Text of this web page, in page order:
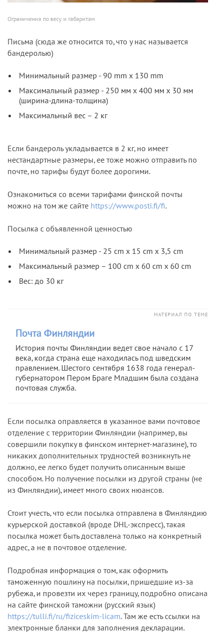
Ограничения по весу и габаритам
Письма (сюда же относится то, что у нас называется
бандеролью)
Минимальный размер - 90 mm x 130 mm
Максимальный размер - 250 мм х 400 мм х 30 мм
(ширина-длина-толщина)
Максимальный вес – 2 кг
Если бандероль укладывается в 2 кг, но имеет
нестандартные размеры, ее тоже можно отправить по
почте, но тарифы будут более дорогими.
Ознакомиться со всеми тарифами финской почты
можно на том же сайте https://www.posti.fi/fi.
Посылка с объявленной ценностью
Минимальный размер - 25 cm x 15 cm x 3,5 cm
Максимальный размер – 100 cm x 60 cm x 60 cm
Вес: до 30 кг
МАТЕРИАЛ ПО ТЕМЕ
Почта Финляндии
История почты Финляндии ведет свое начало с 17
века, когда страна еще находилась под шведским
правлением. Шестого сентября 1638 года генерал-
губернатором Пером Браге Младшим была создана
почтовая служба.
Если посылка оправляется в указанное вами почтовое
отделение с территории Финляндии (например, вы
совершили покупку в финском интернет-магазине), то
никаких дополнительных трудностей возникнуть не
должно, ее легко будет получить описанным выше
способом. Но получение посылки из другой страны (не
из Финляндии), имеет много своих нюансов.
Стоит учесть, что если посылка отправлена в Финляндию
курьерской доставкой (вроде DHL-экспресс), такая
посылка может быть доставлена только на конкретный
адрес, а не в почтовое отделение.
Подробная информация о том, как оформить
таможенную пошлину на посылки, пришедшие из-за
рубежа, и провезти их через границу, подробно описана
на сайте финской таможни (русский язык)
https://tulli.fi/ru/fiziceskim-licam. Там же есть ссылки на
электронные бланки для заполнения декларации.